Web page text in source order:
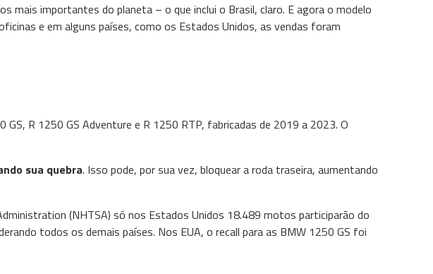
mais importantes do planeta – o que inclui o Brasil, claro. E agora o modelo
e em alguns países, como os Estados Unidos, as vendas foram
GS, R 1250 GS Adventure e R 1250 RTP, fabricadas de 2019 a 2023. O
sua quebra. Isso pode, por sua vez, bloquear a roda traseira, aumentando
(NHTSA) só nos Estados Unidos 18.489 motos participarão do
todos os demais países. Nos EUA, o recall para as BMW 1250 GS foi